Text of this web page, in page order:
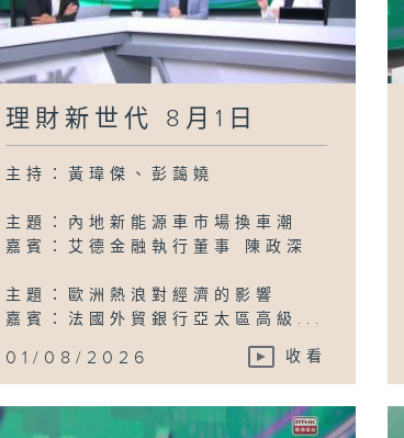
理財新世代 8月1日
主持：黃瑋傑、彭藹嬈
主題：內地新能源車市場換車潮
嘉賓：艾德金融執行董事 陳政深
主題：歐洲熱浪對經濟的影響
嘉賓：法國外貿銀行亞太區高級...
01/08/2026 收看